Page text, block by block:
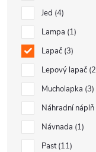
Jed 4
Lampa 1
Lapač 3
Lepový lapač 2
Mucholapka 3
Náhradní náplň
Návnada 1
Past 11